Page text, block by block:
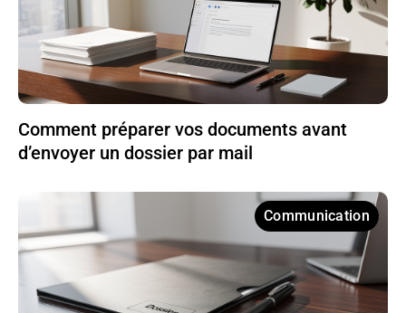
Comment préparer vos documents avant
d’envoyer un dossier par mail
Communication